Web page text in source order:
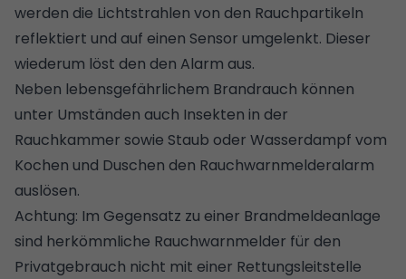
werden die Lichtstrahlen von den Rauchpartikeln
reflektiert und auf einen Sensor umgelenkt. Dieser
wiederum löst den den Alarm aus.
Neben lebensgefährlichem Brandrauch können
unter Umständen auch Insekten in der
Rauchkammer sowie Staub oder Wasserdampf vom
Kochen und Duschen den Rauchwarnmelderalarm
auslösen.
Achtung: Im Gegensatz zu einer Brandmeldeanlage
sind herkömmliche Rauchwarnmelder für den
Privatgebrauch nicht mit einer Rettungsleitstelle